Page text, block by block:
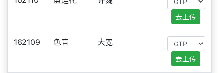
去上传
162109 色盲 大宽
去上传